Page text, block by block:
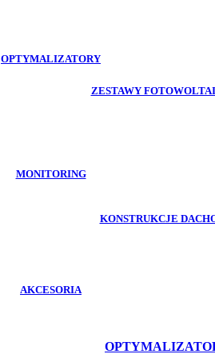
OPTYMALIZATORY
MONITORING
AKCESORIA
ZESTAWY
KONSTRUKCJE